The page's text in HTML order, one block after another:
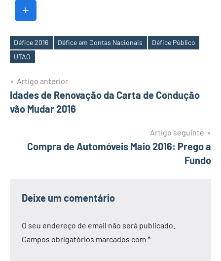
Etiquetas
Défice 2016 Défice em Contas Nacionais
Défice Público
UTAO
Navegação
de
Artigo anterior
Idades de Renovação da Carta de Condução
vão Mudar 2016
Artigo seguinte
Compra de Automóveis Maio 2016: Prego a
Fundo
Deixe um comentário
O seu endereço de email não será publicado.
Campos obrigatórios marcados com *